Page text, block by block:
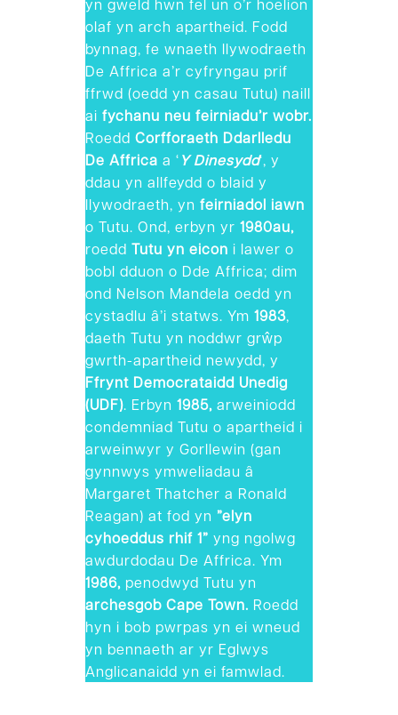
yn gweld hwn fel un o’r hoelion
olaf yn arch apartheid. Fodd
bynnag, fe wnaeth llywodraeth
De Affrica a’r cyfryngau prif
ffrwd (oedd yn casau Tutu) naill
ai fychanu neu feirniadu’r wobr.
Roedd Corfforaeth Ddarlledu
De Affrica a ‘Y Dinesydd‘, y
ddau yn allfeydd o blaid y
llywodraeth, yn feirniadol iawn
o Tutu. Ond, erbyn yr 1980au,
roedd Tutu yn eicon i lawer o
bobl dduon o Dde Affrica; dim
ond Nelson Mandela oedd yn
cystadlu â’i statws. Ym 1983,
daeth Tutu yn noddwr grŵp
gwrth-apartheid newydd, y
Ffrynt Democrataidd Unedig
(UDF). Erbyn 1985, arweiniodd
condemniad Tutu o apartheid i
arweinwyr y Gorllewin (gan
gynnwys ymweliadau â
Margaret Thatcher a Ronald
Reagan) at fod yn ”elyn
cyhoeddus rhif 1” yng ngolwg
awdurdodau De Affrica. Ym
1986, penodwyd Tutu yn
archesgob Cape Town. Roedd
hyn i bob pwrpas yn ei wneud
yn bennaeth ar yr Eglwys
Anglicanaidd yn ei famwlad.